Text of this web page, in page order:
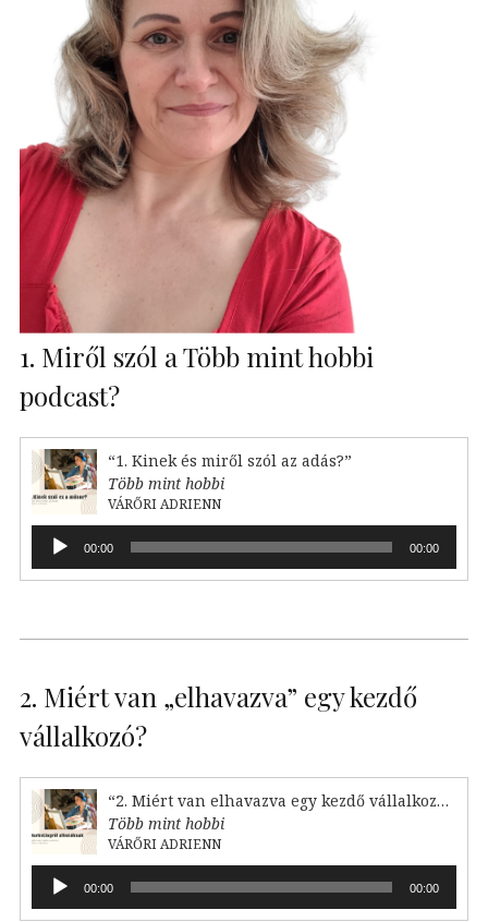
1. Miről szól a Több mint hobbi
podcast?
“1. Kinek és miről szól az adás?”
Több mint hobbi
VÁRŐRI ADRIENN
Audió
lejátszó00:00 00:00
2. Miért van „elhavazva” egy kezdő
vállalkozó?
“2. Miért van elhavazva egy kezdő vállalkozó?”
Több mint hobbi
VÁRŐRI ADRIENN
Audió
lejátszó00:00 00:00